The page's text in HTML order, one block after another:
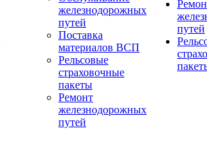
железнодорожных
путей
Поставка
материалов ВСП
Рельсовые
страховочные
пакеты
Ремонт
железнодорожных
путей
путей